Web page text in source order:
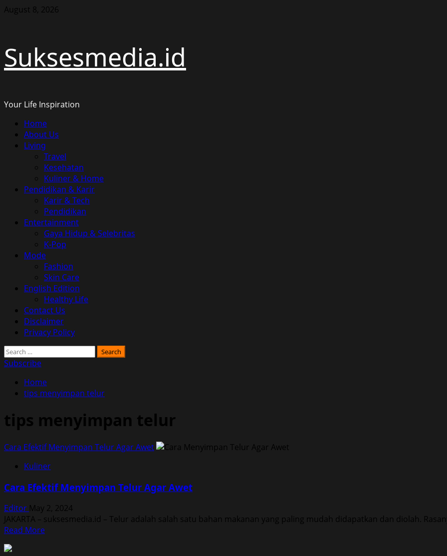
Skip
August 8, 2026
Suksesmedia.id
Your Life Inspiration
Primary
Menu
Home
About Us
Living
Travel
Kesehatan
Kuliner & Home
Pendidikan & Karir
Karir & Tech
Pendidikan
Entertainment
Gaya Hidup & Selebritas
K-Pop
Mode
Fashion
Skin Care
English Edition
Healthy Life
Contact Us
Disclaimer
Privacy Policy
Search
for:
Subscribe
Home
tips menyimpan telur
tips menyimpan telur
Cara Efektif Menyimpan Telur Agar Awet
Kuliner
Cara Efektif Menyimpan Telur Agar Awet
Editor May 2, 2024
JAKARTA – suksesmedia.id – Telur adalah salah satu bahan makanan yang paling mudah didapatkan dan diolah.
Read MoreRead